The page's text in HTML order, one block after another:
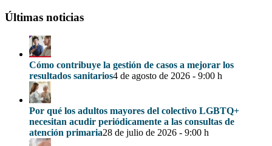
Últimas noticias
Cómo contribuye la gestión de casos a mejorar los
resultados sanitarios4 de agosto de 2026 - 9:00 h
Por qué los adultos mayores del colectivo LGBTQ+
necesitan acudir periódicamente a las consultas de
atención primaria28 de julio de 2026 - 9:00 h